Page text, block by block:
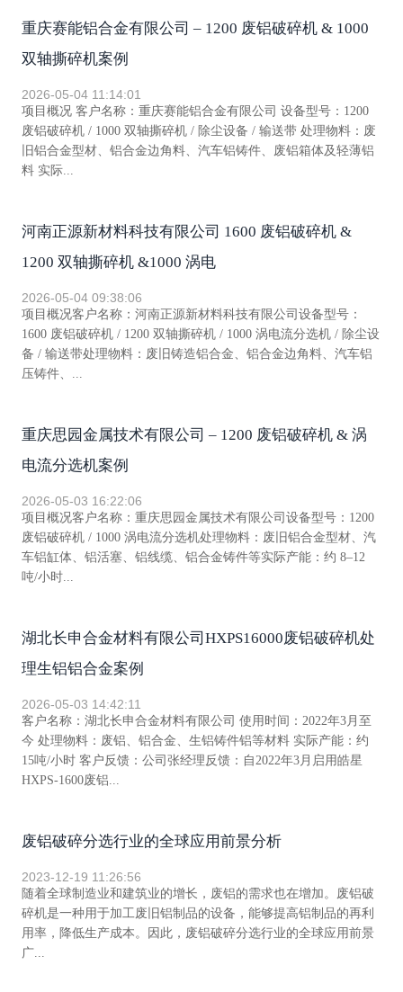
重庆赛能铝合金有限公司 – 1200 废铝破碎机 & 1000
双轴撕碎机案例
2026-05-04 11:14:01
项目概况 客户名称：重庆赛能铝合金有限公司 设备型号：1200
废铝破碎机 / 1000 双轴撕碎机 / 除尘设备 / 输送带 处理物料：废
旧铝合金型材、铝合金边角料、汽车铝铸件、废铝箱体及轻薄铝
料 实际...
河南正源新材料科技有限公司 1600 废铝破碎机 &
1200 双轴撕碎机 &1000 涡电
2026-05-04 09:38:06
项目概况客户名称：河南正源新材料科技有限公司设备型号：
1600 废铝破碎机 / 1200 双轴撕碎机 / 1000 涡电流分选机 / 除尘设
备 / 输送带处理物料：废旧铸造铝合金、铝合金边角料、汽车铝
压铸件、...
重庆思园金属技术有限公司 – 1200 废铝破碎机 & 涡
电流分选机案例
2026-05-03 16:22:06
项目概况客户名称：重庆思园金属技术有限公司设备型号：1200
废铝破碎机 / 1000 涡电流分选机处理物料：废旧铝合金型材、汽
车铝缸体、铝活塞、铝线缆、铝合金铸件等实际产能：约 8–12
吨/小时...
湖北长申合金材料有限公司HXPS16000废铝破碎机处
理生铝铝合金案例
2026-05-03 14:42:11
客户名称：湖北长申合金材料有限公司 使用时间：2022年3月至
今 处理物料：废铝、铝合金、生铝铸件铝等材料 实际产能：约
15吨/小时 客户反馈：公司张经理反馈：自2022年3月启用皓星
HXPS-1600废铝...
废铝破碎分选行业的全球应用前景分析
2023-12-19 11:26:56
随着全球制造业和建筑业的增长，废铝的需求也在增加。废铝破
碎机是一种用于加工废旧铝制品的设备，能够提高铝制品的再利
用率，降低生产成本。因此，废铝破碎分选行业的全球应用前景
广...